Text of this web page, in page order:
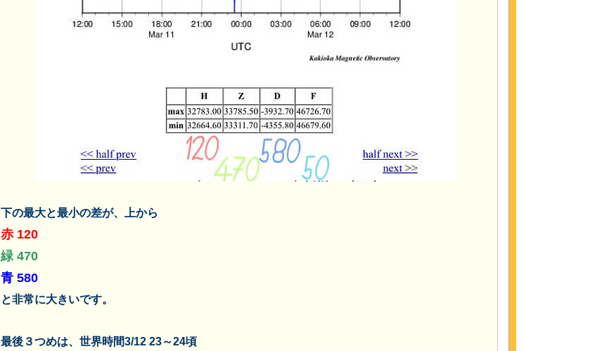
下の最大と最小の差が、上から
赤 120
緑 470
青 580
と非常に大きいです。
最後３つめは、世界時間3/12 23～24頃